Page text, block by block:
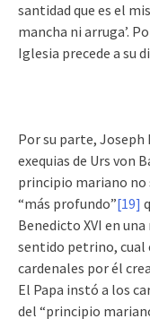
santidad que es el
mancha ni arruga’.
Iglesia precede a su
Por su parte,
exequias de Urs von
principio mariano no
“más profundo”[19]
Benedicto XVI en
sentido petrino, cual
cardenales por él
El Papa instó a los
del “principio